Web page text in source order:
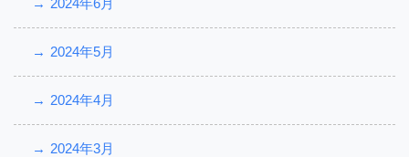
2024年6月
2024年5月
2024年4月
2024年3月